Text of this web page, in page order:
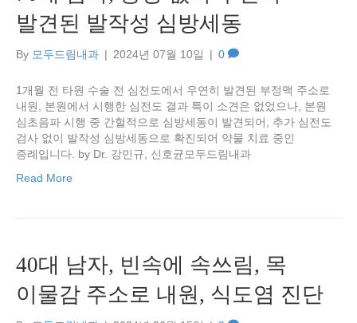
발견된 발작성 심방세동
By 모두드림내과 | 2024년 07월 10일 | 0
1개월 전 타원 수술 전 심전도에서 우연히 발견된 부정맥 주소로
내원, 본원에서 시행한 심전도 결과 특이 소견은 없었으나, 본원
심초음파 시행 중 간헐적으로 심방세동이 발견되어, 추가 심전도
검사 없이 발작성 심방세동으로 확진되어 약물 치료 중인
증례입니다. by Dr. 강민규, 신호균모두드림내과
Read More
40대 남자, 빈속에 속쓰림, 목
이물감 주소로 내원, 식도염 진단